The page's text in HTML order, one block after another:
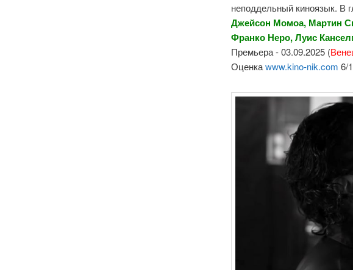
неподдельный киноязык. В
Джейсон Момоа, Мартин
Франко Неро, Луис
Премьера - 03.09.2025 (
Оценкаwww.kino-nik.com 6/